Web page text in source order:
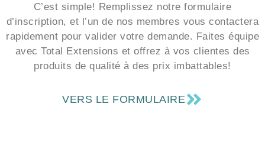
C’est simple! Remplissez notre formulaire
d’inscription, et l’un de nos membres vous contactera
rapidement pour valider votre demande. Faites équipe
avec Total Extensions et offrez à vos clientes des